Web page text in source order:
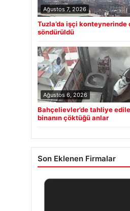
Ağustos 7, 2026
Tuzla’da işçi konteynerinde
söndürüldü
Ağustos 6, 2026
Bahçelievler’de tahliye
binanın çöktüğü anlar
Son Eklenen Firmalar